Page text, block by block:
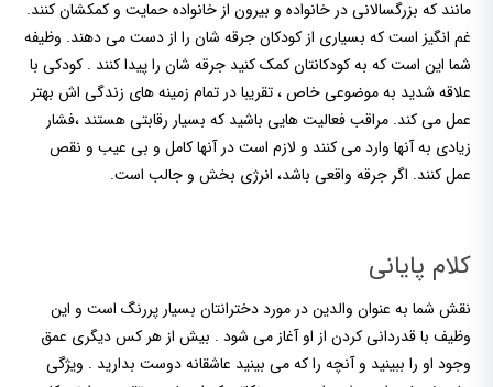
مانند که بزرگسالانی در خانواده و بیرون از خانواده حمایت و کمکشان کنند.
غم انگیز است که بسیاری از کودکان جرقه شان را از دست می دهند. وظیفه
شما این است که به کودکانتان کمک کنید جرقه شان را پیدا کنند . کودکی با
علاقه شدید به موضوعی خاص ، تقریبا در تمام زمینه های زندگی اش بهتر
عمل می کند. مراقب فعالیت هایی باشید که بسیار رقابتی هستند ،فشار
زیادی به آنها وارد می کنند و لازم است در آنها کامل و بی عیب و نقص
عمل کنند. اگر جرقه واقعی باشد، انرژی بخش و جالب است.
کلام پایانی
نقش شما به عنوان والدین در مورد دخترانتان بسیار پررنگ است و این
وظیف با قدردانی کردن از او آغاز می شود . بیش از هر کس دیگری عمق
وجود او را ببینید و آنچه را که می بینید عاشقانه دوست بدارید . ویژگی